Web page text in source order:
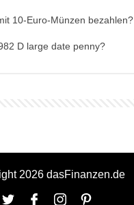
10-Euro-Münzen bezahlen?
D large date penny?
2026 dasFinanzen.de